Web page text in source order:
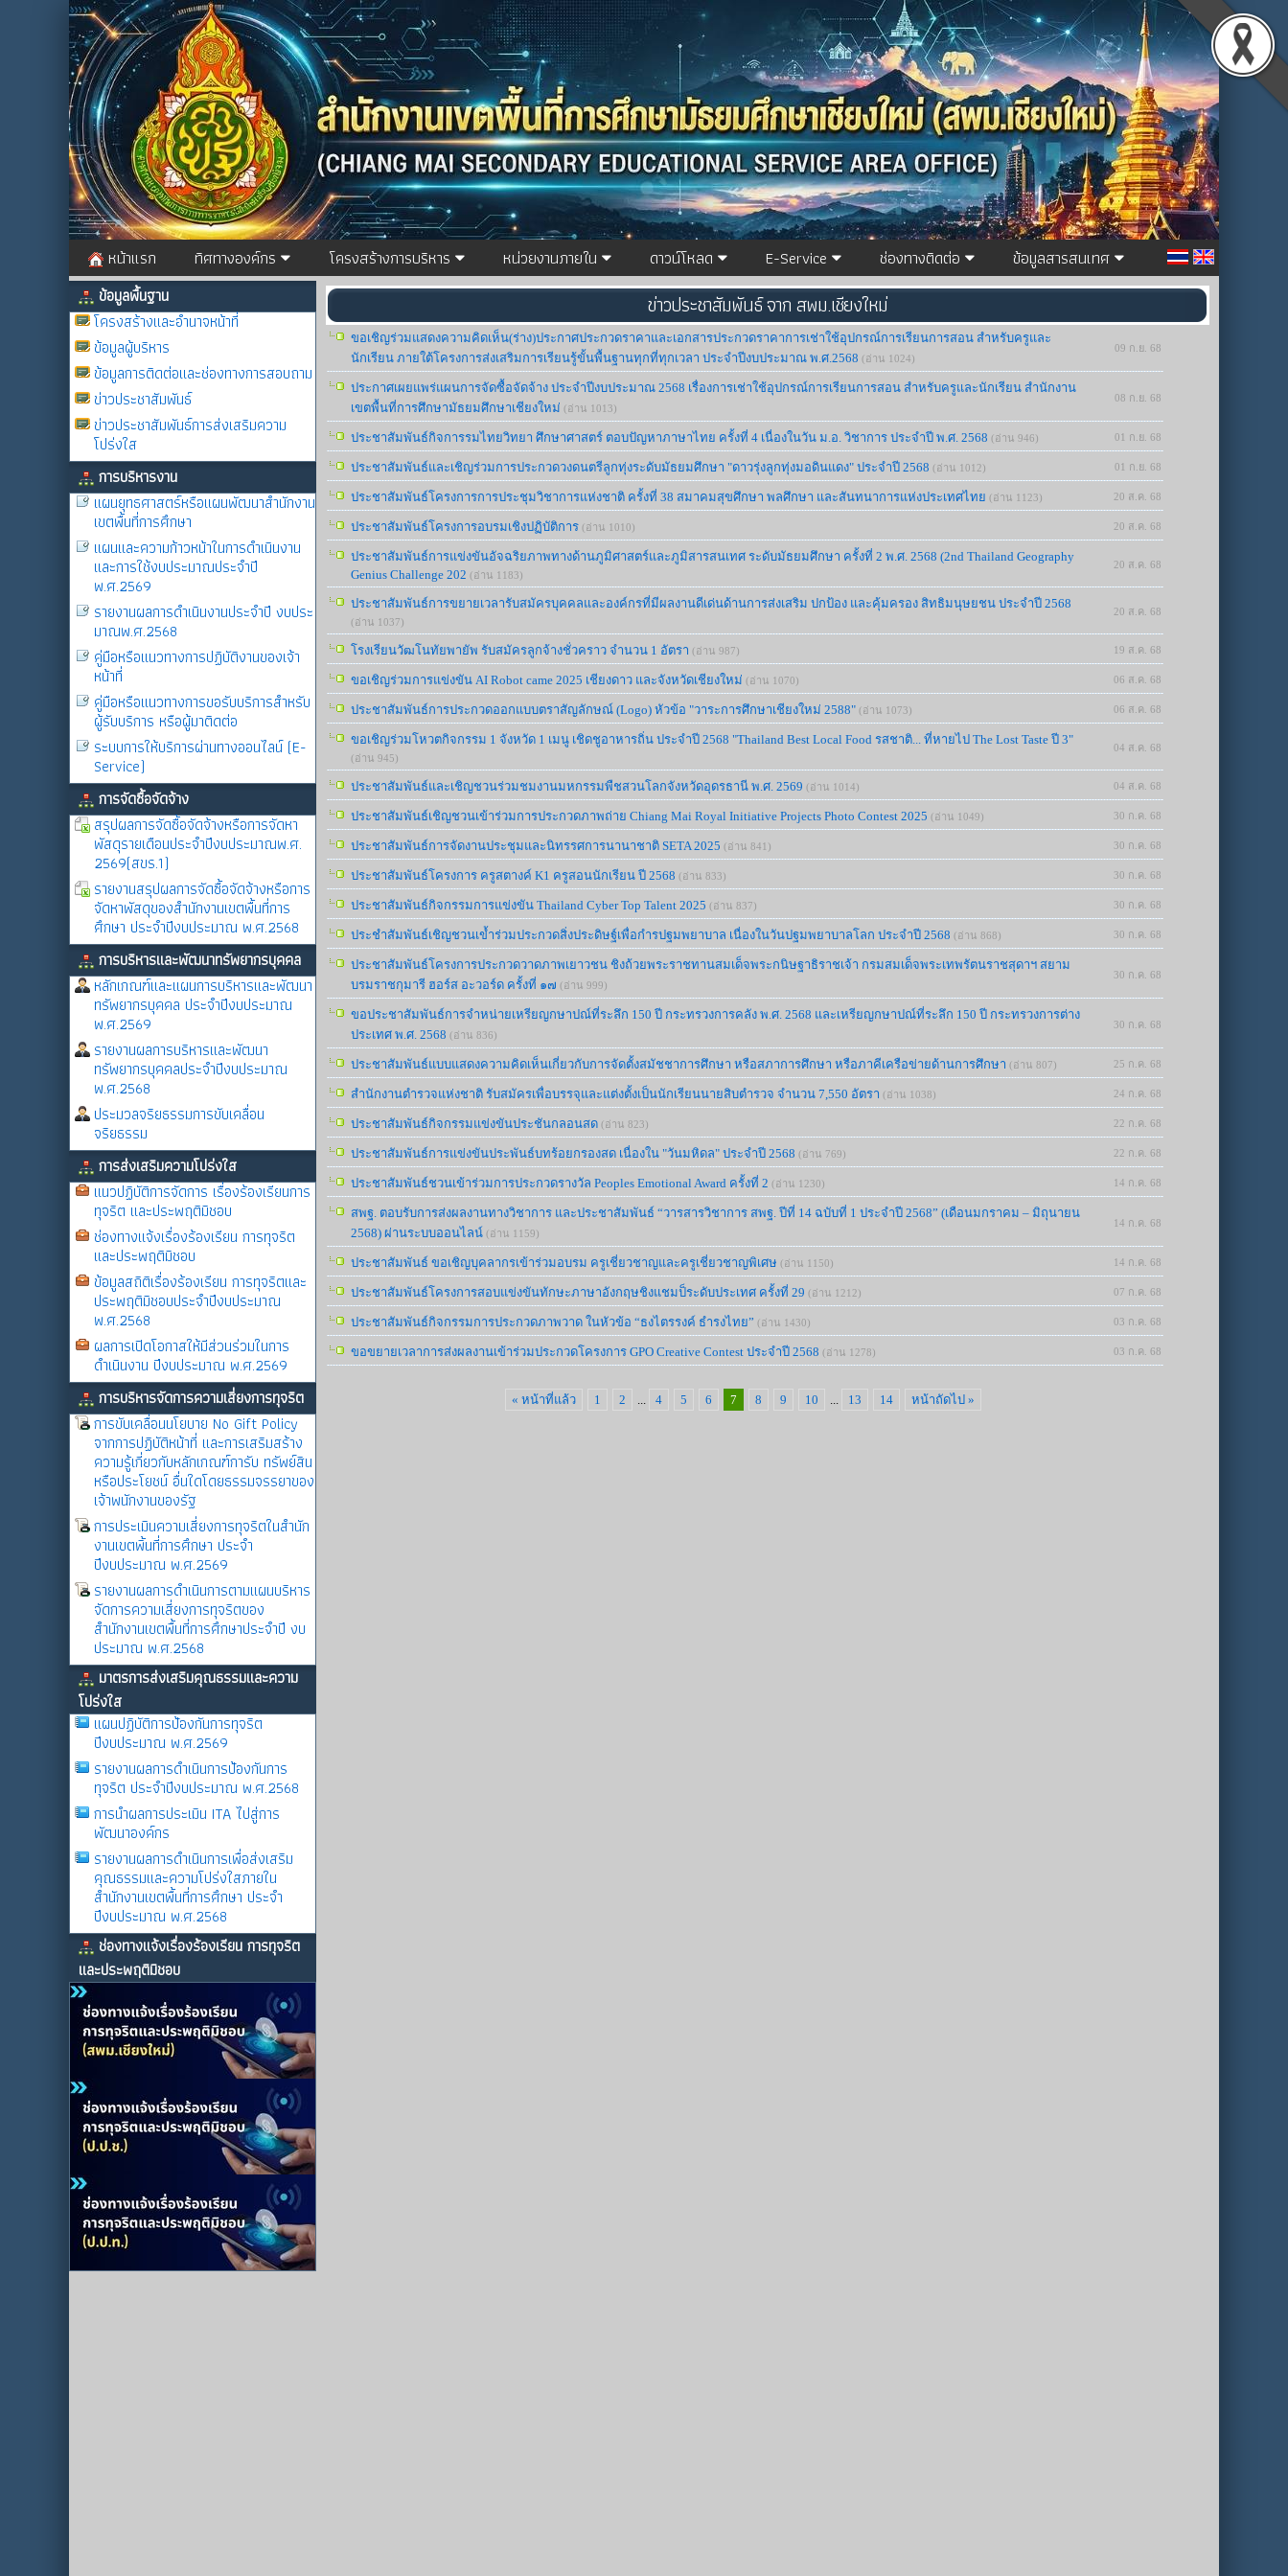
หน้าแรก ทิศทางองค์กร โครงสร้างการบริหาร หน่วยงานภายใน ดาวน์โหลด E-Service ช่องทางติดต่อ ข้อมูลสารสนเทศ
ข้อมูลพื้นฐาน
โครงสร้างและอำนาจหน้าที่
ข้อมูลผู้บริหาร
ข้อมูลการติดต่อและช่องทางการสอบถาม
ข่าวประชาสัมพันธ์
ข่าวประชาสัมพันธ์การส่งเสริมความ
โปร่งใส
การบริหารงาน
แผนยุทธศาสตร์หรือแผนพัฒนาสำนักงาน
เขตพื้นที่การศึกษา
แผนและความก้าวหน้าในการดำเนินงาน
และการใช้งบประมาณประจำปี
พ.ศ.2569
รายงานผลการดำเนินงานประจำปี งบประ
มาณพ.ศ.2568
คู่มือหรือแนวทางการปฏิบัติงานของเจ้า
หน้าที่
คู่มือหรือแนวทางการขอรับบริการสำหรับ
ผู้รับบริการ หรือผู้มาติดต่อ
ระบบการให้บริการผ่านทางออนไลน์ (E-
Service)
การจัดซื้อจัดจ้าง
สรุปผลการจัดซื้อจัดจ้างหรือการจัดหา
พัสดุรายเดือนประจำปีงบประมาณพ.ศ.
2569(สขร.1)
รายงานสรุปผลการจัดซื้อจัดจ้างหรือการ
จัดหาพัสดุของสำนักงานเขตพื้นที่การ
ศึกษา ประจำปีงบประมาณ พ.ศ.2568
การบริหารและพัฒนาทรัพยากรบุคคล
หลักเกณฑ์และแผนการบริหารและพัฒนา
ทรัพยากรบุคคล ประจำปีงบประมาณ
พ.ศ.2569
รายงานผลการบริหารและพัฒนา
ทรัพยากรบุคคลประจำปีงบประมาณ
พ.ศ.2568
ประมวลจริยธรรมการขับเคลื่อน
จริยธรรม
การส่งเสริมความโปร่งใส
แนวปฏิบัติการจัดการ เรื่องร้องเรียนการ
ทุจริต และประพฤติมิชอบ
ช่องทางแจ้งเรื่องร้องเรียน การทุจริต
และประพฤติมิชอบ
ข้อมูลสถิติเรื่องร้องเรียน การทุจริตและ
ประพฤติมิชอบประจำปีงบประมาณ
พ.ศ.2568
ผลการเปิดโอกาสให้มีส่วนร่วมในการ
ดำเนินงาน ปีงบประมาณ พ.ศ.2569
การบริหารจัดการความเสี่ยงการทุจริต
การขับเคลื่อนนโยบาย No Gift Policy
จากการปฏิบัติหน้าที่ และการเสริมสร้าง
ความรู้เกี่ยวกับหลักเกณฑ์การับ ทรัพย์สิน
หรือประโยชน์ อื่นใดโดยธรรมจรรยาของ
เจ้าพนักงานของรัฐ
การประเมินความเสี่ยงการทุจริตในสำนัก
งานเขตพิ้นที่การศึกษา ประจำ
ปีงบประมาณ พ.ศ.2569
รายงานผลการดำเนินการตามแผนบริหาร
จัดการความเสี่ยงการทุจริตของ
สำนักงานเขตพื้นที่การศึกษาประจำปี งบ
ประมาณ พ.ศ.2568
มาตรการส่งเสริมคุณธรรมและความ
โปร่งใส
แผนปฏิบัติการป้องกันการทุจริต
ปีงบประมาณ พ.ศ.2569
รายงานผลการดําเนินการป้องกันการ
ทุจริต ประจําปีงบประมาณ พ.ศ.2568
การนำผลการประเมิน ITA ไปสู่การ
พัฒนาองค์กร
รายงานผลการดําเนินการเพื่อส่งเสริม
คุณธรรมและความโปร่งใสภายใน
สำนักงานเขตพื้นที่การศึกษา ประจำ
ปีงบประมาณ พ.ศ.2568
ช่องทางแจ้งเรื่องร้องเรียน การทุจริต
และประพฤติมิชอบ
ข่าวประชาสัมพันธ์ จาก สพม.เชียงใหม่
ขอเชิญร่วมแสดงความคิดเห็น(ร่าง)ประกาศประกวดราคาและเอกสารประกวดราคาการเช่าใช้อุปกรณ์การเรียนการสอน สำหรับครูและ
นักเรียน ภายใต้โครงการส่งเสริมการเรียนรู้ขั้นพื้นฐานทุกที่ทุกเวลา ประจำปีงบประมาณ พ.ศ.2568 (อ่าน 1024)
09 ก.ย. 68
ประกาศเผยแพร่แผนการจัดซื้อจัดจ้าง ประจำปีงบประมาณ 2568 เรื่องการเช่าใช้อุปกรณ์การเรียนการสอน สำหรับครูและนักเรียน สำนักงาน
เขตพื้นที่การศึกษามัธยมศึกษาเชียงใหม่ (อ่าน 1013)
08 ก.ย. 68
ประชาสัมพันธ์กิจการรมไทยวิทยา ศึกษาศาสตร์ ตอบปัญหาภาษาไทย ครั้งที่ 4 เนื่องในวัน ม.อ. วิชาการ ประจำปี พ.ศ. 2568 (อ่าน 946) 01 ก.ย. 68
ประชาสัมพันธ์และเชิญร่วมการประกวดวงดนตรีลูกทุ่งระดับมัธยมศึกษา "ดาวรุ่งลูกทุ่งมอดินแดง" ประจำปี 2568 (อ่าน 1012) 01 ก.ย. 68
ประชาสัมพันธ์โครงการการประชุมวิชาการแห่งชาติ ครั้งที่ 38 สมาคมสุขศึกษา พลศึกษา และสันทนาการแห่งประเทศไทย (อ่าน 1123) 20 ส.ค. 68
ประชาสัมพันธ์โครงการอบรมเชิงปฏิบัติการ (อ่าน 1010) 20 ส.ค. 68
ประชาสัมพันธ์การแข่งขันอัจฉริยภาพทางด้านภูมิศาสตร์และภูมิสารสนเทศ ระดับมัธยมศึกษา ครั้งที่ 2 พ.ศ. 2568 (2nd Thailand Geography
Genius Challenge 202 (อ่าน 1183)
20 ส.ค. 68
ประชาสัมพันธ์การขยายเวลารับสมัครบุคคลและองค์กรที่มีผลงานดีเด่นด้านการส่งเสริม ปกป้อง และคุ้มครอง สิทธิมนุษยชน ประจำปี 2568
(อ่าน 1037)
20 ส.ค. 68
โรงเรียนวัฒโนทัยพายัพ รับสมัครลูกจ้างชั่วคราว จำนวน 1 อัตรา (อ่าน 987) 19 ส.ค. 68
ขอเชิญร่วมการแข่งขัน AI Robot came 2025 เชียงดาว และจังหวัดเชียงใหม่ (อ่าน 1070) 06 ส.ค. 68
ประชาสัมพันธ์การประกวดออกแบบตราสัญลักษณ์ (Logo) หัวข้อ "วาระการศึกษาเชียงใหม่ 2588" (อ่าน 1073) 06 ส.ค. 68
ขอเชิญร่วมโหวตกิจกรรม 1 จังหวัด 1 เมนู เชิดชูอาหารถิ่น ประจำปี 2568 "Thailand Best Local Food รสชาติ... ที่หายไป The Lost Taste ปี 3"
(อ่าน 945)
04 ส.ค. 68
ประชาสัมพันธ์และเชิญชวนร่วมชมงานมหกรรมพืชสวนโลกจังหวัดอุดรธานี พ.ศ. 2569 (อ่าน 1014) 04 ส.ค. 68
ประชาสัมพันธ์เชิญชวนเข้าร่วมการประกวดภาพถ่าย Chiang Mai Royal Initiative Projects Photo Contest 2025 (อ่าน 1049) 30 ก.ค. 68
ประชาสัมพันธ์การจัดงานประชุมและนิทรรศการนานาชาติ SETA 2025 (อ่าน 841) 30 ก.ค. 68
ประชาสัมพันธ์โครงการ ครูสตางค์ K1 ครูสอนนักเรียน ปี 2568 (อ่าน 833) 30 ก.ค. 68
ประชาสัมพันธ์กิจกรรมการแข่งขัน Thailand Cyber Top Talent 2025 (อ่าน 837) 30 ก.ค. 68
ประชำสัมพันธ์เชิญชวนเข้ำร่วมประกวดสิ่งประดิษฐ์เพื่อกำรปฐมพยาบาล เนื่องในวันปฐมพยาบาลโลก ประจำปี 2568 (อ่าน 868) 30 ก.ค. 68
ประชาสัมพันธ์โครงการประกวดวาดภาพเยาวชน ชิงถ้วยพระราชทานสมเด็จพระกนิษฐาธิราชเจ้า กรมสมเด็จพระเทพรัตนราชสุดาฯ สยาม
บรมราชกุมารี ฮอร์ส อะวอร์ด ครั้งที่ ๑๗ (อ่าน 999)
30 ก.ค. 68
ขอประชาสัมพันธ์การจำหน่ายเหรียญกษาปณ์ที่ระลึก 150 ปี กระทรวงการคลัง พ.ศ. 2568 และเหรียญกษาปณ์ที่ระลึก 150 ปี กระทรวงการต่าง
ประเทศ พ.ศ. 2568 (อ่าน 836)
30 ก.ค. 68
ประชาสัมพันธ์แบบแสดงความคิดเห็นเกี่ยวกับการจัดตั้งสมัชชาการศึกษา หรือสภาการศึกษา หรือภาคีเครือข่ายด้านการศึกษา (อ่าน 807) 25 ก.ค. 68
สำนักงานตำรวจแห่งชาติ รับสมัครเพื่อบรรจุและแต่งตั้งเป็นนักเรียนนายสิบตำรวจ จำนวน 7,550 อัตรา (อ่าน 1038) 24 ก.ค. 68
ประชาสัมพันธ์กิจกรรมแข่งขันประชันกลอนสด (อ่าน 823) 22 ก.ค. 68
ประชาสัมพันธ์การแข่งขันประพันธ์บทร้อยกรองสด เนื่องใน "วันมหิดล" ประจำปี 2568 (อ่าน 769) 22 ก.ค. 68
ประชาสัมพันธ์ชวนเข้าร่วมการประกวดรางวัล Peoples Emotional Award ครั้งที่ 2 (อ่าน 1230) 14 ก.ค. 68
สพฐ. ตอบรับการส่งผลงานทางวิชาการ และประชาสัมพันธ์ “วารสารวิชาการ สพฐ. ปีที่ 14 ฉบับที่ 1 ประจำปี 2568” (เดือนมกราคม – มิถุนายน
2568) ผ่านระบบออนไลน์ (อ่าน 1159)
14 ก.ค. 68
ประชาสัมพันธ์ ขอเชิญบุคลากรเข้าร่วมอบรม ครูเชี่ยวชาญและครูเชี่ยวชาญพิเศษ (อ่าน 1150) 14 ก.ค. 68
ประชาสัมพันธ์โครงการสอบแข่งขันทักษะภาษาอังกฤษชิงแชมป็ระดับประเทศ ครั้งที่ 29 (อ่าน 1212) 07 ก.ค. 68
ประชาสัมพันธ์กิจกรรมการประกวดภาพวาด ในหัวข้อ “ธงไตรรงค์ ธำรงไทย” (อ่าน 1430) 03 ก.ค. 68
ขอขยายเวลาการส่งผลงานเข้าร่วมประกวดโครงการ GPO Creative Contest ประจำปี 2568 (อ่าน 1278) 03 ก.ค. 68
« หน้าที่แล้ว 1 2 ... 4 5 6 7 8 9 10 ... 13 14 หน้าถัดไป »